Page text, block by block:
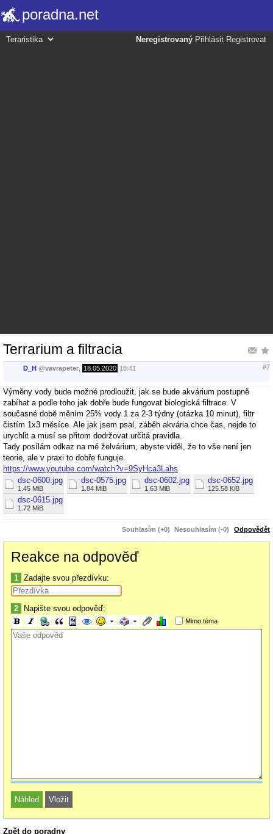
poradna.net
Neregistrovaný Přihlásit Registrovat
Terrarium a filtracia
D_H @vavrapeter 18.05.2020 18:41 #7
Výměny vody bude možné prodloužit, jak se bude akvárium postupně
zabíhat a podle toho jak dobře bude fungovat biologická filtrace. V
současné době měním 25% vody 1 za 2-3 týdny (otázka 10 minut), filtr
čistím 1x3 měsíce. Ale jak jsem psal, záběh akvária chce čas, nejde to
urychlit a musí se přitom dodržovat určitá pravidla.
Tady posílám odkaz na mé želvárium, abyste viděl, že to vše není jen
teorie, ale v praxi to dobře funguje.
https://www.youtube.com/watch?v=9SyHca3Lahs
dsc-0600.jpg
1.45 MiB
dsc-0575.jpg
1.84 MiB
dsc-0602.jpg
1.63 MiB
dsc-0652.jpg
125.58 KiB
dsc-0615.jpg
1.72 MiB
Souhlasím (+0) Nesouhlasím (-0) Odpovědět
Reakce na odpověď
1 Zadajte svou přezdívku:
2 Napište svou odpověď:
Mimo téma
Zpět do poradny